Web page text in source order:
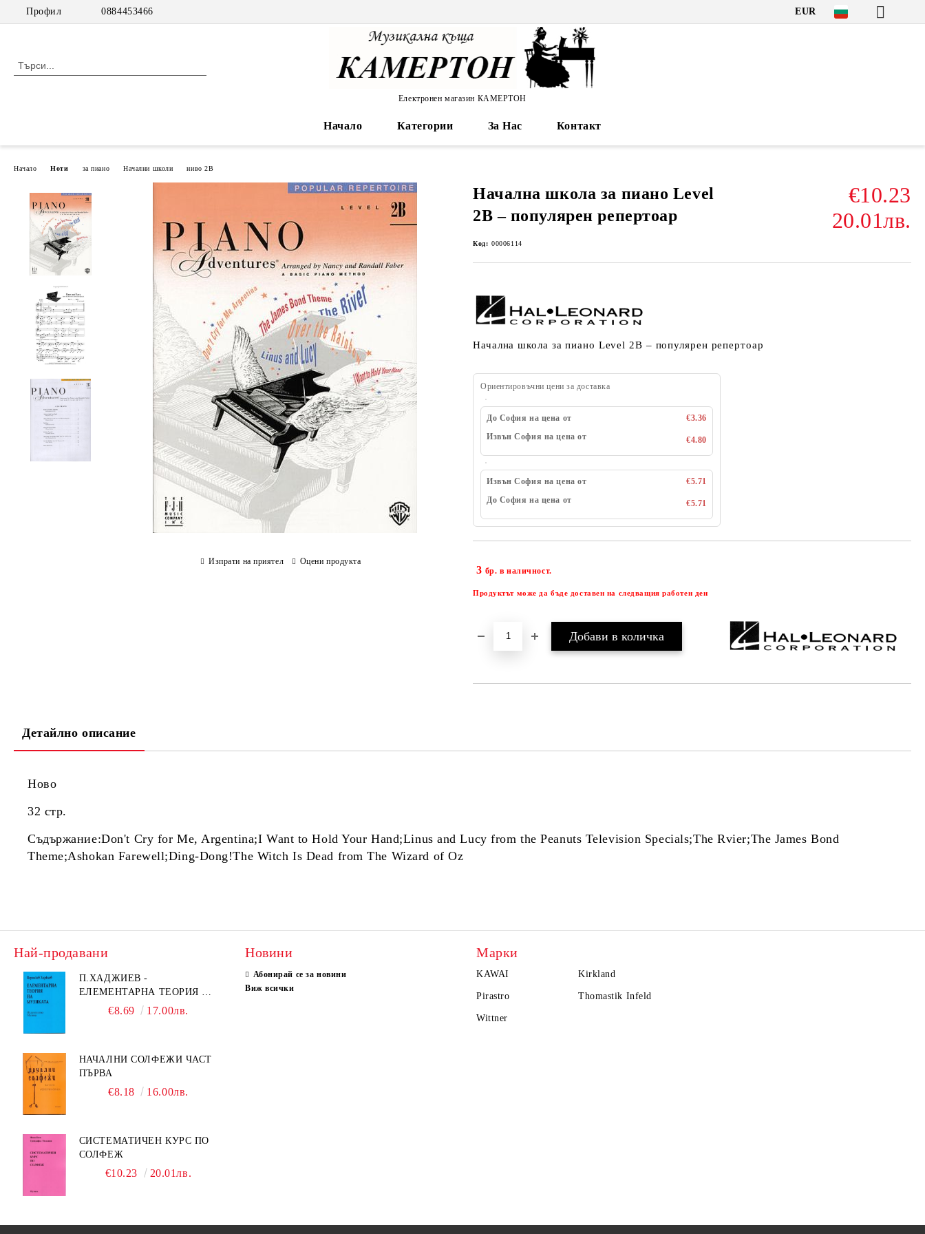
Профил 0884453466 EUR
Електронен магазин КАМЕРТОН
Начало Категории За Нас Контакт
Начало Ноти за пиано Начални школи ниво 2В
Начална школа за пиано Level
2B – популярен репертоар
€10.23
20.01лв.
Код: 00006114
Начална школа за пиано Level 2B – популярен репертоар
Ориентировъчни цени за доставка
До София на цена от
€3.36
Извън София на цена от
€4.80
Извън София на цена от
€5.71
До София на цена от
€5.71
3 бр. в наличност.
Продуктът може да бъде доставен на следващия работен ден
Изпрати на приятел Оцени продукта
Детайлно описание
Ново
32 стр.
Съдържание:Don't Cry for Me, Argentina;I Want to Hold Your Hand;Linus and Lucy from the Peanuts Television Specials;The Rvier;The James Bond
Theme;Ashokan Farewell;Ding-Dong!The Witch Is Dead from The Wizard of Oz
Най-продавани
П.ХАДЖИЕВ -
ЕЛЕМЕНТАРНА ТЕОРИЯ НА
МУЗИКАТА
€8.69 17.00лв.
НАЧАЛНИ СОЛФЕЖИ ЧАСТ
ПЪРВА
€8.18 16.00лв.
СИСТЕМАТИЧЕН КУРС ПО
СОЛФЕЖ
€10.23 20.01лв.
Новини
Абонирай се за новини
Виж всички
Марки
KAWAI Kirkland
Pirastro Thomastik Infeld
Wittner